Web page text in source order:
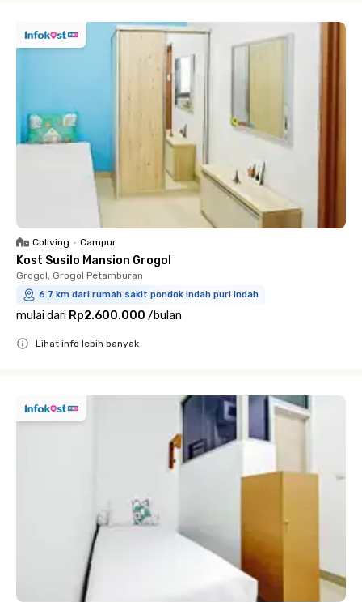
Coliving • Campur
Kost Susilo Mansion Grogol
Grogol, Grogol Petamburan
6.7 km dari rumah sakit pondok indah puri indah
mulai dari Rp2.600.000 /bulan
Lihat info lebih banyak